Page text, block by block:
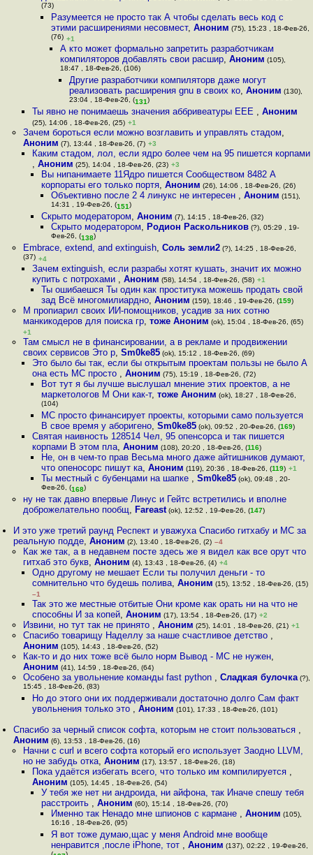
(73)
Разумеется не просто так А чтобы сделать весь код с
этими расширениями несовмест, Аноним (75), 15:23 , 18-Фев-26,
(76) +1
А кто может формально запретить разработчикам
компиляторов добавлять свои расшир, Аноним (105),
18:47 , 18-Фев-26, (106)
Другие разработчики компиляторв даже могут
реализовать расширения gnu в своих ко,Аноним (130),
23:04 , 18-Фев-26, (131)
Ты явно не понимаешь значения аббривеатуры EEE , Аноним
(25), 14:06 , 18-Фев-26, (25) +1
Зачем бороться если можно возглавить и управлять стадом,
Аноним (7), 13:44 , 18-Фев-26, (7) +3
Каким стадом, лол, если ядро более чем на 95 пишется корпами
, Аноним (25), 14:04 , 18-Фев-26, (23) +3
Вы нипанимаете 11Ядро пишется Сообществом 8482 А
корпораты его только портя,Аноним (26), 14:06 , 18-Фев-26, (26)
Объективно после 2 4 линукс не интересен , Аноним (151),
14:31 , 19-Фев-26, (151)
Скрыто модератором,Аноним (7), 14:15 , 18-Фев-26, (32)
Скрыто модератором, Родион Раскольников(?), 05:29 , 19-
Фев-26, (138)
Embrace, extend, and extinguish, Соль земли2(?), 14:25 , 18-Фев-26,
(37) +4
Зачем extinguish, если разрабы хотят кушать, значит их можно
купить с потрохами , Аноним (58), 14:54 , 18-Фев-26, (58) +1
Ты ошибаешся Ты один как проститука можешь продать свой
зад Всё многомилиардно,Аноним (159), 18:46 , 19-Фев-26, (159)
M пропиарил своих ИИ-помощников, усадив за них сотню
манкикодеров для поиска гр, тоже Аноним (ok), 15:04 , 18-Фев-26, (65)
+1
Там смысл не в финансировании, а в рекламе и продвижении
своих сервисов Это р, Sm0ke85(ok), 15:12 , 18-Фев-26, (69)
Это было бы так, если бы открытым проектам пользы не было А
она есть МС просто , Аноним (75), 15:19 , 18-Фев-26, (72)
Вот тут я бы лучше выслушал мнение этих проектов, а не
маркетологов M Они как-т,тоже Аноним (ok), 18:27 , 18-Фев-26,
(104)
МС просто финансирует проекты, которыми само пользуется
В свое время у аборигено,Sm0ke85 (ok), 09:52 , 20-Фев-26, (169)
Святая наивность 128514 Чел, 95 опенсорса и так пишется
корпами В этом пла, Аноним (108), 20:20 , 18-Фев-26, (116)
Не, он в чем-то прав Весьма много даже айтишников думают,
что опеносорс пишут ка,Аноним (119), 20:36 , 18-Фев-26, (119) +1
Ты местный с бубенцами на шапке ,Sm0ke85 (ok), 09:48 , 20-
Фев-26, (168)
ну не так давно впервые Линус и Гейтс встретились и вполне
доброжелательно пообщ, Fareast(ok), 12:52 , 19-Фев-26, (147)
И это уже третий раунд Респект и уважуха Спасибо гитхабу и МС за
реальную подде,Аноним (2), 13:40 , 18-Фев-26, (2) –4
Как же так, а в недавнем посте здесь же я видел как все орут что
гитхаб это букв, Аноним (4), 13:43 , 18-Фев-26, (4) +4
Одно другому не мешает Если ты получил деньги - то
сомнительно что будешь полива, Аноним (15), 13:52 , 18-Фев-26, (15)
–1
Так это же местные отбитые Они кроме как орать ни на что не
способны И за копей, Аноним (17), 13:54 , 18-Фев-26, (17) +2
Извини, но тут так не принято , Аноним (25), 14:01 , 18-Фев-26, (21) +1
Спасибо товарищу Наделлу за наше счастливое детство ,
Аноним (105), 14:43 , 18-Фев-26, (52)
Как-то и до них тоже всё было норм Вывод - МС не нужен,
Аноним (41), 14:59 , 18-Фев-26, (64)
Особено за увольнение команды fast python , Сладкая булочка(?),
15:45 , 18-Фев-26, (83)
Но до этого они их поддерживали достаточно долго Сам факт
увольнения только это , Аноним (101), 17:33 , 18-Фев-26, (101)
Спасибо за черный список софта, которым не стоит пользоваться ,
Аноним (6), 13:53 , 18-Фев-26, (16)
Начни с curl и всего софта который его использует Заодно LLVM,
но не забудь отка, Аноним (17), 13:57 , 18-Фев-26, (18)
Пока удаётся избегать всего, что только им компилируется ,
Аноним (105), 14:45 , 18-Фев-26, (54)
У тебя же нет ни андроида, ни айфона, так Иначе спешу тебя
расстроить ,Аноним (60), 15:14 , 18-Фев-26, (70)
Именно так Ненадо мне шпионов с кармане , Аноним (105),
16:16 , 18-Фев-26, (95)
Я вот тоже думаю,щас у меня Android мне вообще
ненравится ,после iPhone, тот , Аноним (137), 02:22 , 19-Фев-26,